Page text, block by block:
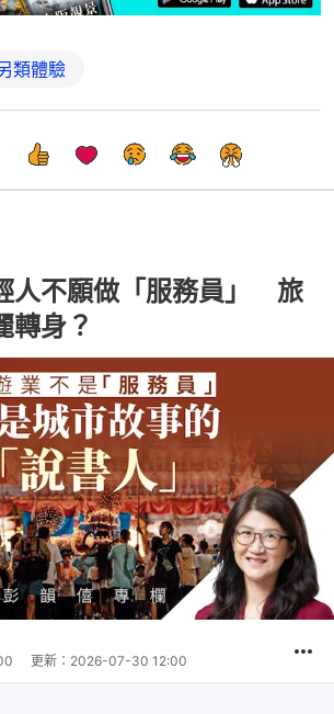
類體驗
人不願做「服務員」 旅
轉身？
更新： 2026-07-30 12:00